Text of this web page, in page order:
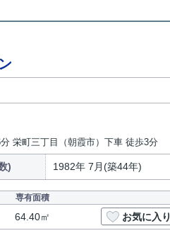
栄町三丁目（朝霞市）下車 徒歩3分
) 1982年 7月(築44年)
専有面積
64.40㎡ お気に入り